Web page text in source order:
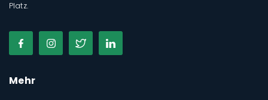
Platz.
Mehr